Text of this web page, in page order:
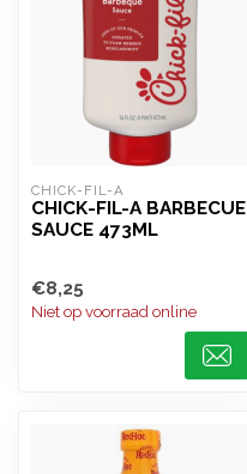
CHICK-FIL-A
CHICK-FIL-A BARBECUE
SAUCE 473ML
€8,25
Niet op voorraad online